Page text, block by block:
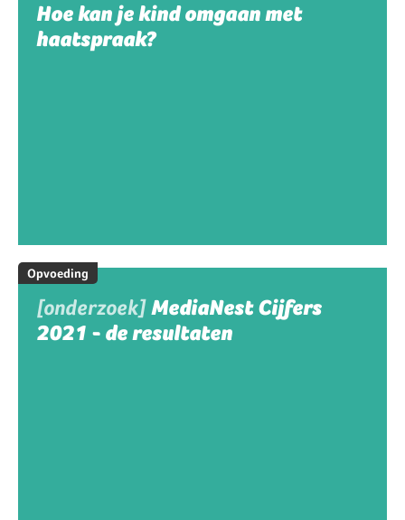
Hoe kan je kind omgaan met
haatspraak?
Opvoeding
[onderzoek]MediaNest Cijfers
2021 - de resultaten